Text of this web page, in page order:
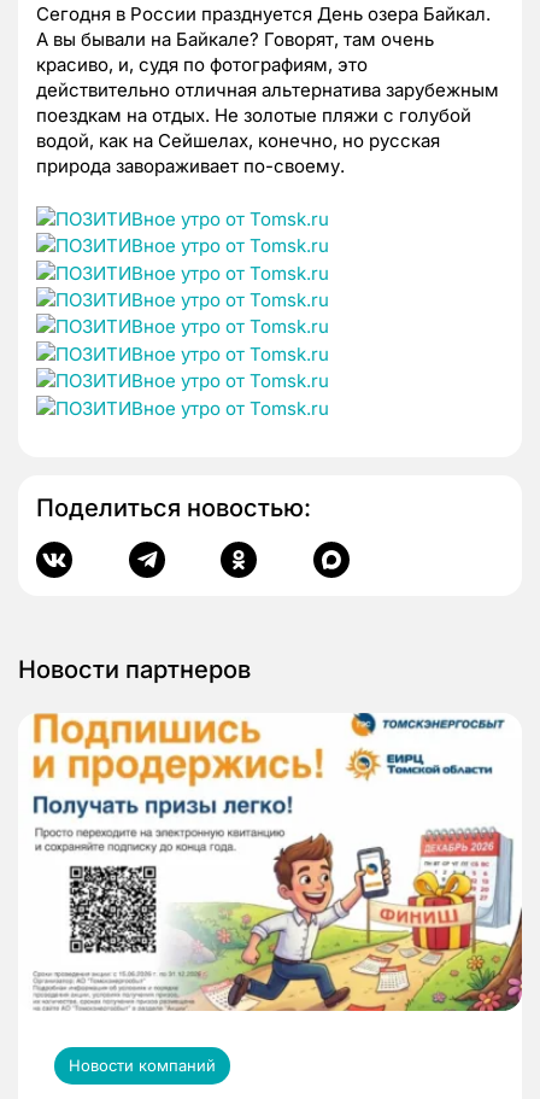
Сегодня в России празднуется День озера Байкал.
А вы бывали на Байкале? Говорят, там очень
красиво, и, судя по фотографиям, это
действительно отличная альтернатива зарубежным
поездкам на отдых. Не золотые пляжи с голубой
водой, как на Сейшелах, конечно, но русская
природа завораживает по-своему.
Поделиться новостью:
Новости партнеров
Новости компаний